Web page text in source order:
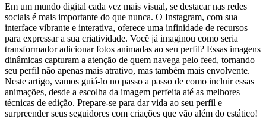
Em um mundo digital cada ⁤vez mais visual, se destacar nas redes
sociais é‌ mais importante⁣ do que nunca. ⁤O Instagram, com sua
⁢interface vibrante e interativa, oferece ​uma infinidade de recursos
para ⁢expressar a sua criatividade. Você já imaginou como seria
transformador adicionar fotos⁣ animadas ao seu perfil? Essas imagens
dinâmicas capturam a ⁤atenção de quem navega ‍pelo feed, tornando
⁣seu perfil não‍ apenas mais ⁤atrativo, mas também mais envolvente.
Neste artigo, vamos guiá-lo‌ no‌ passo a ‍passo de como incluir essas
animações, desde a‍ escolha ​da imagem perfeita até⁣ as melhores
técnicas de edição. Prepare-se para dar vida ao seu perfil e
surpreender seus⁤ seguidores com criações que vão além do estático!